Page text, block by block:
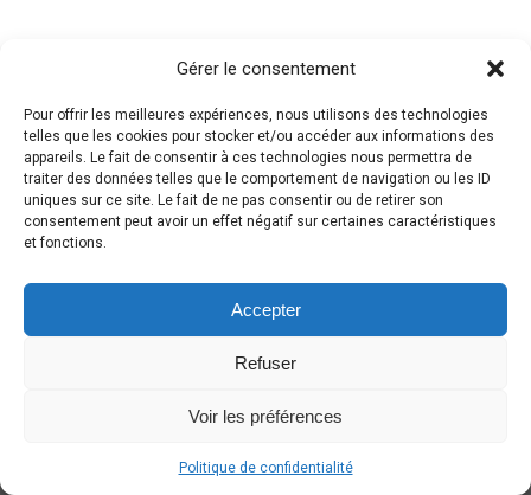
Gérer le consentement
Pour offrir les meilleures expériences, nous utilisons des technologies
telles que les cookies pour stocker et/ou accéder aux informations des
appareils. Le fait de consentir à ces technologies nous permettra de
traiter des données telles que le comportement de navigation ou les ID
uniques sur ce site. Le fait de ne pas consentir ou de retirer son
consentement peut avoir un effet négatif sur certaines caractéristiques
et fonctions.
Accepter
Refuser
Voir les préférences
Politique de confidentialité